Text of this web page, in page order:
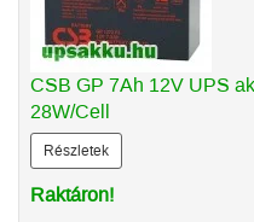
CSB GP 7Ah 12V UPS
28W/Cell
Részletek
Raktáron!